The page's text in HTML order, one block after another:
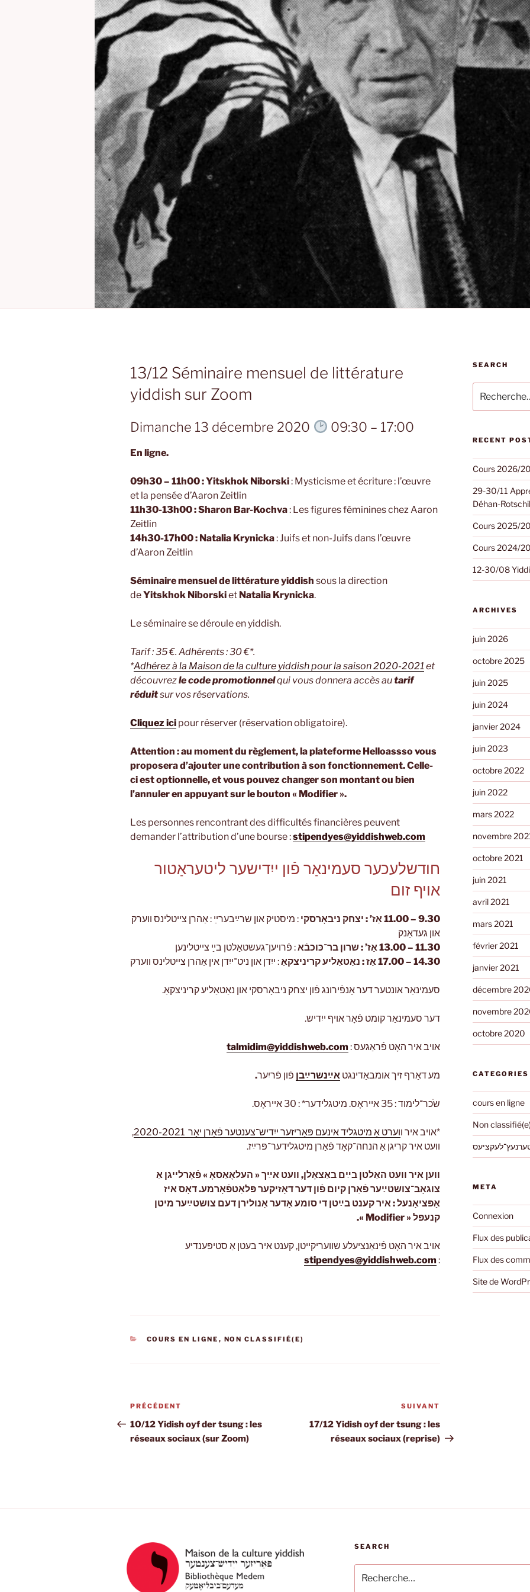
13/12 Séminaire mensuel de littérature
yiddish sur Zoom
Dimanche 13 décembre 2020 09:30 – 17:00
En ligne.
09h30 – 11h00 : Yitskhok Niborski: Mysticisme et écriture : l’œuvre
et la pensée d’Aaron Zeitlin
11h30-13h00 : Sharon Bar-Kochva: Les figures féminines chez Aaron
Zeitlin
14h30-17h00 : Natalia Krynicka: Juifs et non-Juifs dans l’œuvre
d’Aaron Zeitlin
Séminaire mensuel de littérature yiddish sous la direction
deYitskhok Niborskiet Natalia Krynicka.
Le séminaire se déroule en yiddish.
Tarif : 35 €. Adhérents : 30 €*.
*Adhérez à la Maison de la culture yiddish pour la saison 2020-2021 et
découvrezle code promotionnelqui vous donnera accès autarif
réduitsur vos réservations.
Cliquez ici pour réserver (réservation obligatoire).
Attention : au moment du règlement, la plateforme Helloassso vous
proposera d’ajouter une contribution à son fonctionnement. Celle-
ci est optionnelle, et vous pouvez changer son montant ou bien
l’annuler en appuyant sur le bouton « Modifier ».
Les personnes rencontrant des difficultés financières peuvent
demander l’attribution d’une bourse :stipendyes@yiddishweb.com
חודשלעכער סעמינאַר פֿון ייִדישער ליטעראַטור
אויף זום
9.30 – 11.00 אַז’ : יצחק ניבאָרסקי
: מיסטיק און שרײַבערײַ : אַהרן צייטלינס ווערק
און געדאַנק
11.30 – 13.00 אַז’ : שרון בר־כּוכבֿא
: פֿרויען־געשטאַלטן בײַ צייטלינען
14.30 – 17.00 אַז : נאַטאַליע קריניצקאַ
: ייִדן און ניט־ייִדן אין אַהרן צייטלינס ווערק
סעמינאַר אונטער דער אָנפֿירונג פֿון יצחק ניבאָרסקי און נאַטאַליע קריניצקאַ.
דער סעמינאַר קומט פֿאָר אויף ייִדיש.
אויב איר האָט פֿראַגעס : talmidim@yiddishweb.com
מע דאַרף זיך אומבאַדינגט אײַנשרײַבן פֿון פֿריִער.
שֹכר־לימוד : 35 אייראָס. מיטגלידער* : 30 אייראָס.
*אויב איר ווערט אַ מיטגליד אינעם פּאַריזער ייִדיש־צענטער פֿאַרן יאָר 2020-2021
,
וועט איר קריגן אַ הנחה־קאָד פֿאַרן מיטגלידער־פּרײַז.
ווען איר וועט האַלטן בײַם באַצאָלן, וועט אײַך « העלאָאַסאָ » פֿאָרלייגן אַ
צוגאָב־צושטײַער פֿאַרן קיום פֿון דער דאָזיקער פּלאַטפֿאָרמע. דאָס איז
אָפּציאָנעל : איר קענט בײַטן די סומע אָדער אַנולירן דעם צושטײַער מיטן
קנעפּל « Modifier ».
אויב איר האָט פֿינאַנציעלע שוועריקייטן, קענט איר בעטן אַ סטיפּענדיע
:
stipendyes@yiddishweb.com
CATÉGORIES
COURS EN LIGNE , NON CLASSIFIÉ(E)
Navigation
de
l’article
Article
précédent
PRÉCÉDENT
10/12 Yidish oyf der tsung : les
réseaux sociaux (sur Zoom)
suivant
SUIVANT
17/12 Yidish oyf der tsung : les
réseaux sociaux (reprise)
SEARCH
pour
:
RECENT
Cours 2026/
29-30/11
Déhan-
Cours 2025/
Cours 2024/
12-30/08
ARCHIVES
juin 2026
octobre 2025
juin 2025
juin 2024
janvier 2024
juin 2023
octobre 2022
juin 2022
mars 2022
novembre
octobre 2021
juin 2021
avril 2021
mars 2021
février 2021
janvier 2021
décembre
novembre
octobre 2020
CATEGORIES
cours en ligne
Non classifié(e)
META
Connexion
Flux des
Flux des
Site de
SEARCH
pour